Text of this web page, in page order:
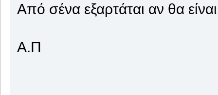
Από σένα εξαρτάται αν θα
Α.Π